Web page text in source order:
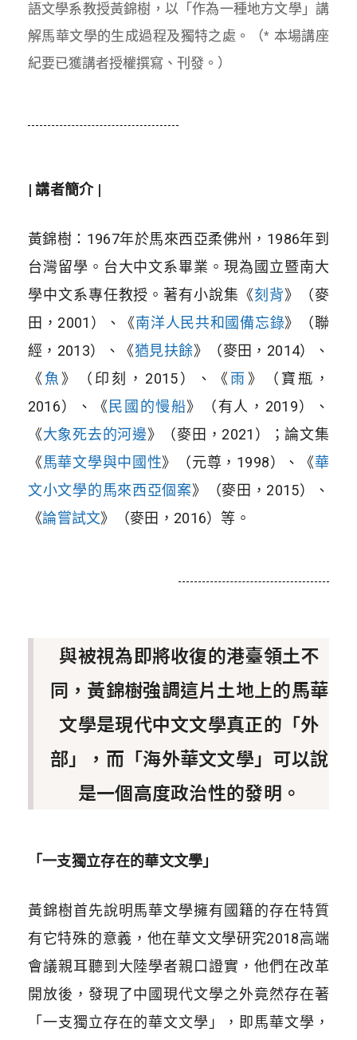
語文學系教授黃錦樹，以「作為一種地方文學」講
解馬華文學的生成過程及獨特之處。（* 本場講座
紀要已獲講者授權撰寫、刊發。）
| 講者簡介 |
黃錦樹：1967年於馬來西亞柔佛州，1986年到
台灣留學。台大中文系畢業。現為國立暨南大
學中文系專任教授。著有小說集《刻背》（麥
田，2001）、《南洋人民共和國備忘錄》（聯
經，2013）、《猶見扶餘》（麥田，2014）、
《 魚 》（印刻，2015）、《 雨 》（寶瓶，
2016）、《 民國的慢船》（有人，2019）、
《大象死去的河邊》（麥田，2021）；論文集
《馬華文學與中國性》（元尊，1998）、《華
文小文學的馬來西亞個案》（麥田，2015）、
《論嘗試文》（麥田，2016）等。
與被視為即將收復的港臺領土不
同，黃錦樹強調這片土地上的馬華
文學是現代中文文學真正的「外
部」，而「海外華文文學」可以說
是一個高度政治性的發明。
「一支獨立存在的華文文學」
黃錦樹首先說明馬華文學擁有國籍的存在特質
有它特殊的意義，他在華文文學研究2018高端
會議親耳聽到大陸學者親口證實，他們在改革
開放後，發現了中國現代文學之外竟然存在著
「一支獨立存在的華文文學」，即馬華文學，